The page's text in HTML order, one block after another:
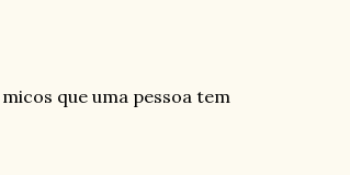
que uma pessoa tem